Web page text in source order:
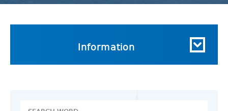
Information